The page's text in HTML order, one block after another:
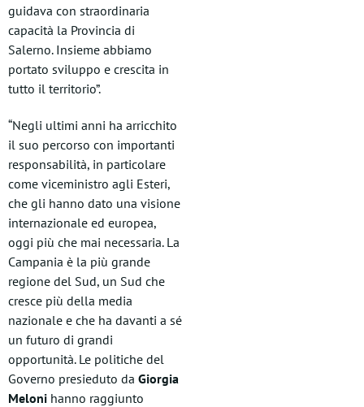
guidava con straordinaria
capacità la Provincia di
Salerno. Insieme abbiamo
portato sviluppo e crescita in
tutto il territorio”.
“Negli ultimi anni ha arricchito
il suo percorso con importanti
responsabilità, in particolare
come viceministro agli Esteri,
che gli hanno dato una visione
internazionale ed europea,
oggi più che mai necessaria. La
Campania è la più grande
regione del Sud, un Sud che
cresce più della media
nazionale e che ha davanti a sé
un futuro di grandi
opportunità. Le politiche del
Governo presieduto da Giorgia
Meloni hanno raggiunto